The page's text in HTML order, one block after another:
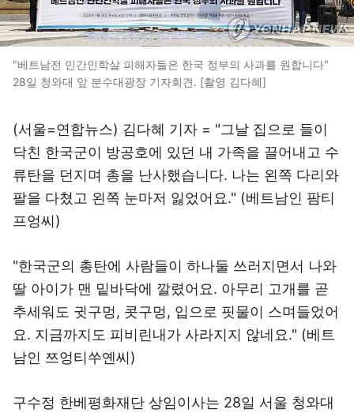
"베트남전 민간인학살 피해자들은 한국 정부의 사과를 원합니다"
28일 청와대 앞 분수대광장 기자회견. [촬영 김다혜]
(서울=연합뉴스) 김다혜 기자 = "그날 집으로 들이
닥친 한국군이 방공호에 있던 내 가족을 끌어내고 수
류탄을 던지며 총을 난사했습니다. 나는 왼쪽 다리와
팔을 다쳤고 왼쪽 눈마저 잃었어요." (베트남인 팜티
프엉씨)
"한국군의 총탄에 사람들이 하나둘 쓰러지면서 나와
딸 아이가 맨 밑바닥에 깔렸어요. 아무리 고개를 곧
추세워도 귓구멍, 콧구멍, 입으로 핏물이 스며들었어
요. 지금까지도 피비린내가 사라지지 않네요." (베트
남인 쯔엉티쑤옌씨)
구수정 한베평화재단 상임이사는 28일 서울 청와대